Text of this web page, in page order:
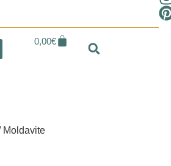
0,00€
Moldavite